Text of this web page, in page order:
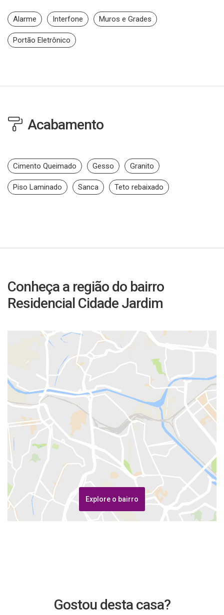
Alarme Interfone Muros e Grades
Portão Eletrônico
Acabamento
Cimento Queimado Gesso Granito
Piso Laminado Sanca Teto rebaixado
Conheça a região do bairro
Residencial Cidade Jardim
Explore o bairro
Gostou desta casa?